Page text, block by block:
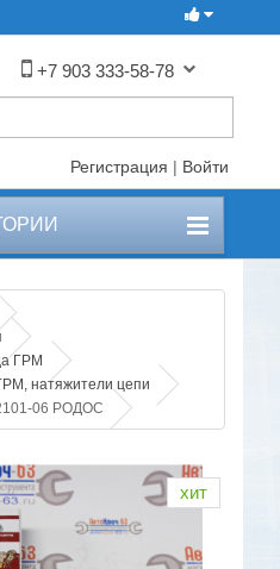
+7 903 333-58-78
Регистрация | Войти
ГРМ
натяжители цепи
06 РОДОС
хит